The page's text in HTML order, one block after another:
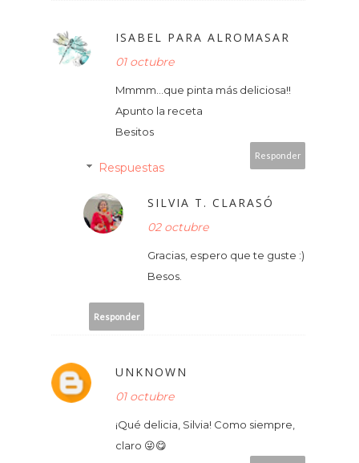
ISABEL PARA ALROMASAR
01 octubre
Mmmm...que pinta más deliciosa!!
Apunto la receta
Besitos
Responder
Respuestas
SILVIA T. CLARASÓ
02 octubre
Gracias, espero que te guste :)
Besos.
Responder
UNKNOWN
01 octubre
¡Qué delicia, Silvia! Como siempre,
claro 😜😋